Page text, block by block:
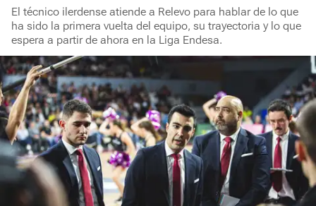
El técnico ilerdense atiende a Relevo para hablar de lo que
ha sido la primera vuelta del equipo, su trayectoria y lo que
espera a partir de ahora en la Liga Endesa.